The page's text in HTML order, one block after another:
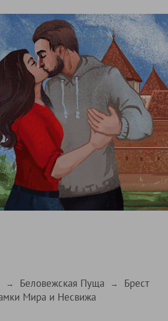
→ Беловежская Пуща → Брест
Мира и Несвижа